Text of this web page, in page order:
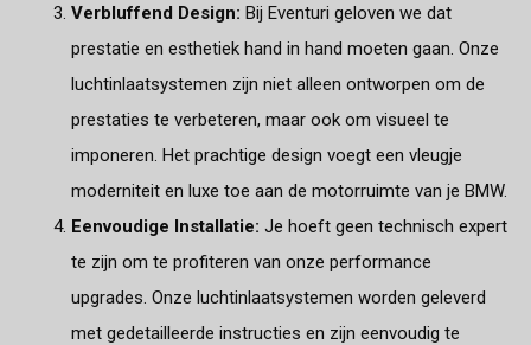
Verbluffend Design: Bij Eventuri geloven we dat
prestatie en esthetiek hand in hand moeten gaan. Onze
luchtinlaatsystemen zijn niet alleen ontworpen om de
prestaties te verbeteren, maar ook om visueel te
imponeren. Het prachtige design voegt een vleugje
moderniteit en luxe toe aan de motorruimte van je BMW.
Eenvoudige Installatie: Je hoeft geen technisch expert
te zijn om te profiteren van onze performance
upgrades. Onze luchtinlaatsystemen worden geleverd
met gedetailleerde instructies en zijn eenvoudig te